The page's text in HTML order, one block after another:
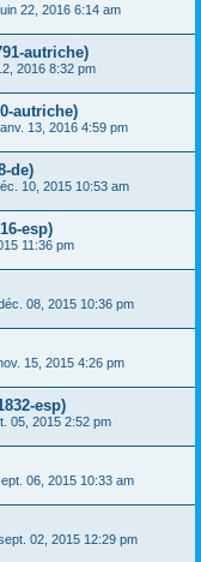
22, 2016 6:14 am
autriche)
2016 8:32 pm
autriche)
13, 2016 4:59 pm
de)
10, 2015 10:53 am
esp)
11:36 pm
08, 2015 10:36 pm
15, 2015 4:26 pm
esp)
05, 2015 2:52 pm
06, 2015 10:33 am
02, 2015 12:29 pm